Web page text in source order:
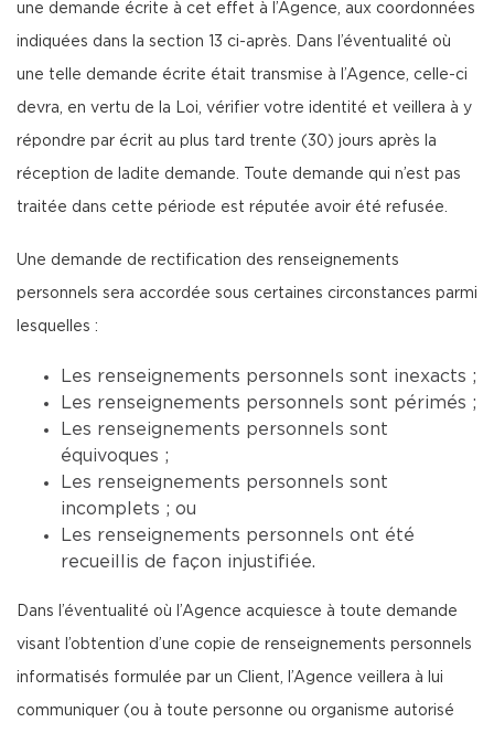
une demande écrite à cet effet à l’Agence, aux coordonnées
indiquées dans la section 13 ci-après. Dans l’éventualité où
une telle demande écrite était transmise à l’Agence, celle-ci
devra, en vertu de la Loi, vérifier votre identité et veillera à y
répondre par écrit au plus tard trente (30) jours après la
réception de ladite demande. Toute demande qui n’est pas
traitée dans cette période est réputée avoir été refusée.
Une demande de rectification des renseignements
personnels sera accordée sous certaines circonstances parmi
lesquelles :
Les renseignements personnels sont inexacts ;
Les renseignements personnels sont périmés ;
Les renseignements personnels sont
équivoques ;
Les renseignements personnels sont
incomplets ; ou
Les renseignements personnels ont été
recueillis de façon injustifiée.
Dans l’éventualité où l’Agence acquiesce à toute demande
visant l’obtention d’une copie de renseignements personnels
informatisés formulée par un Client, l’Agence veillera à lui
communiquer (ou à toute personne ou organisme autorisé